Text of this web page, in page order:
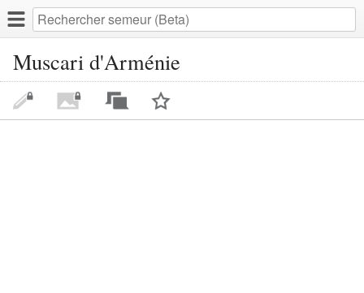
Muscari d'Arménie